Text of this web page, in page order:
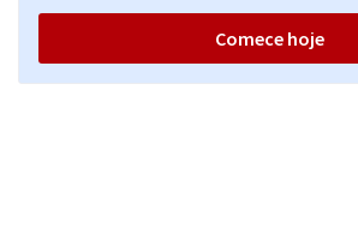
Comece hoje